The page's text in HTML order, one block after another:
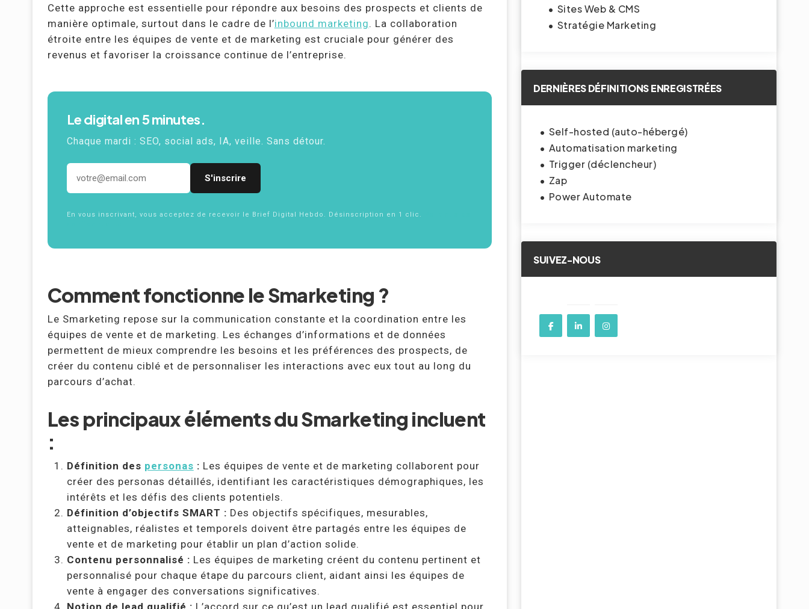
Cette approche est essentielle pour répondre aux besoins des prospects et clients de
manière optimale, surtout dans le cadre de l’inbound marketing. La collaboration
étroite entre les équipes de vente et de marketing est cruciale pour générer des
revenus et favoriser la croissance continue de l’entreprise.
Le digital en 5 minutes.
Chaque mardi : SEO, social ads, IA, veille. Sans détour.
En vous inscrivant, vous acceptez de recevoir le Brief Digital Hebdo. Désinscription en 1 clic.
Comment fonctionne le Smarketing ?
Le Smarketing repose sur la communication constante et la coordination entre les
équipes de vente et de marketing. Les échanges d’informations et de données
permettent de mieux comprendre les besoins et les préférences des prospects, de
créer du contenu ciblé et de personnaliser les interactions avec eux tout au long du
parcours d’achat.
Les principaux éléments du Smarketing incluent
:
Définition des personas : Les équipes de vente et de marketing collaborent pour
créer des personas détaillés, identifiant les caractéristiques démographiques, les
intérêts et les défis des clients potentiels.
Définition d’objectifs SMART : Des objectifs spécifiques, mesurables,
atteignables, réalistes et temporels doivent être partagés entre les équipes de
vente et de marketing pour établir un plan d’action solide.
Contenu personnalisé : Les équipes de marketing créent du contenu pertinent et
personnalisé pour chaque étape du parcours client, aidant ainsi les équipes de
vente à engager des conversations significatives.
Sites Web & CMS
Stratégie Marketing
DERNIÈRES DÉFINITIONS ENREGISTRÉES
Self-hosted (auto-hébergé)
Automatisation marketing
Trigger (déclencheur)
Zap
Power Automate
SUIVEZ-NOUS